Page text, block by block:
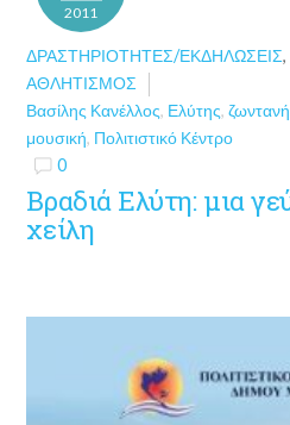
2011
ΔΡΑΣΤΗΡΙΌΤΗΤΕΣ/ΕΚΔΗΛΏΣΕΙΣ,
ΑΘΛΗΤΙΣΜΌΣ
Βασίλης Κανέλλος, Ελύτης,
μουσική, Πολιτιστικό Κέντρο
0
Βραδιά Ελύτη: μια
χείλη